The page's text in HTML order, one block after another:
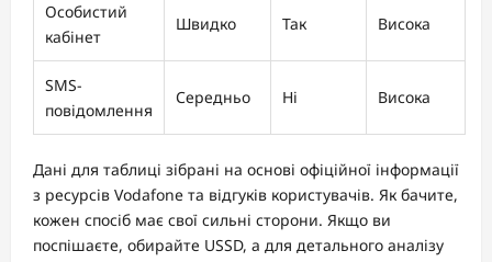
Особистий
кабінет
Швидко Так Висока
SMS-
повідомлення
Середньо Ні Висока
Дані для таблиці зібрані на основі офіційної інформації
з ресурсів Vodafone та відгуків користувачів. Як бачите,
кожен спосіб має свої сильні сторони. Якщо ви
поспішаєте, обирайте USSD, а для детального аналізу